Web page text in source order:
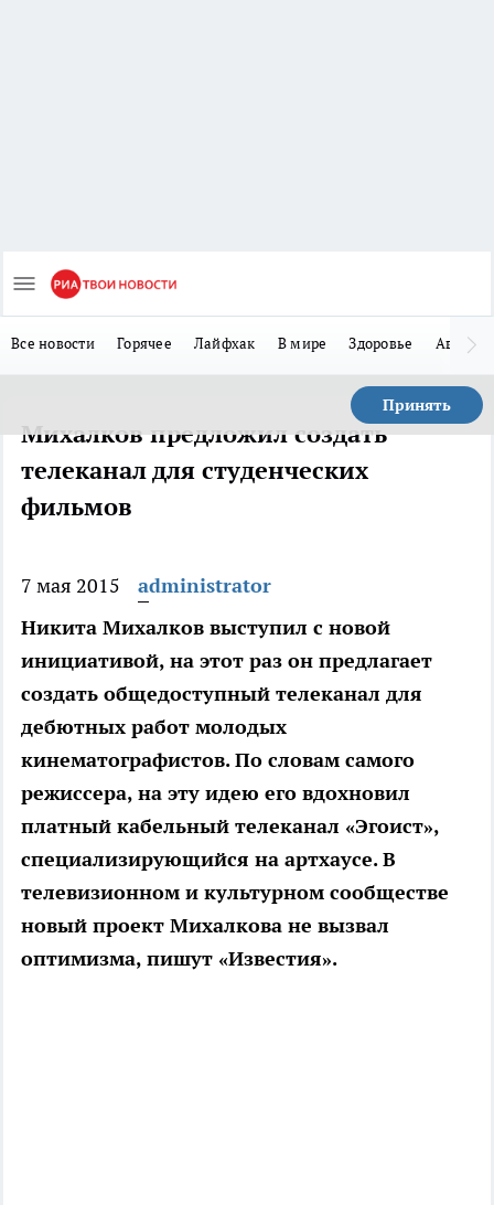
Все новости Горячее Лайфхак В мире Здоровье Авто
Принять
Михалков предложил создать
телеканал для студенческих
фильмов
7 мая 2015
administrator
Никита Михалков выступил с новой
инициативой, на этот раз он предлагает
создать общедоступный телеканал для
дебютных работ молодых
кинематографистов. По словам самого
режиссера, на эту идею его вдохновил
платный кабельный телеканал «Эгоист»,
специализирующийся на артхаусе. В
телевизионном и культурном сообществе
новый проект Михалкова не вызвал
оптимизма, пишут «Известия».